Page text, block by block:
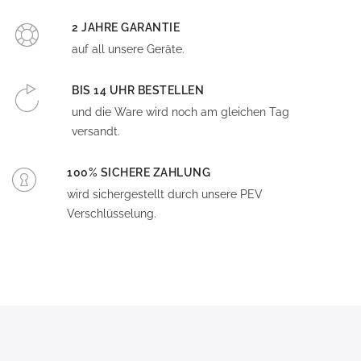
2 JAHRE GARANTIE
auf all unsere Geräte.
BIS 14 UHR BESTELLEN
und die Ware wird noch am gleichen Tag
versandt.
100% SICHERE ZAHLUNG
wird sichergestellt durch unsere PEV
Verschlüsselung.